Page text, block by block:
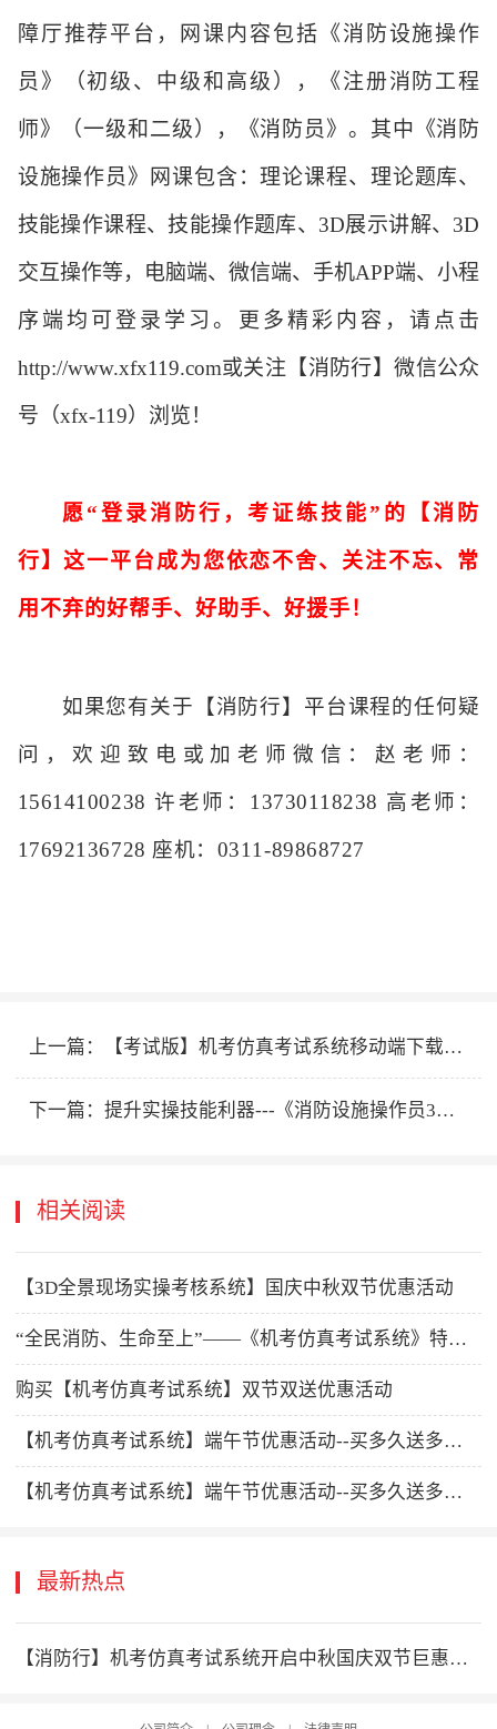
障厅推荐平台，网课内容包括《消防设施操作
员》（初级、中级和高级），《注册消防工程
师》（一级和二级），《消防员》。其中《消防
设施操作员》网课包含：理论课程、理论题库、
技能操作课程、技能操作题库、 3D展示讲解、 3D
交互操作等，电脑端、微信端、手机APP端、小程
序端均可登录学习。更多精彩内容，请点击
http://www.xfx119.com或关注【消防行】微信公众
号（xfx-119）浏览！
愿“登录消防行，考证练技能” 的【消防
行】这一平台成为您依恋不舍、关注不忘、常
用不弃的好帮手、好助手、好援手！
如果您有关于【消防行】平台课程的任何疑
问，欢迎致电 或加老 师微信： 赵老师：
15614100238许老师： 13730118238 高老师：
17692136728 座机：0311-89868727
上一篇： 【考试版】机考仿真考试系统移动端下载安装付费流程
下一篇：提升实操技能利器---《消防设施操作员3D仿真技能操作系统》正式上线！
相关阅读
【3D全景现场实操考核系统】国庆中秋双节优惠活动
“全民消防、生命至上”——《机考仿真考试系统》特惠活动同步启动
购买【机考仿真考试系统】双节双送优惠活动
【机考仿真考试系统】端午节优惠活动--买多久送多久！
【机考仿真考试系统】端午节优惠活动--买多久送多久！
最新热点
【消防行】机考仿真考试系统开启中秋国庆双节巨惠回馈活动